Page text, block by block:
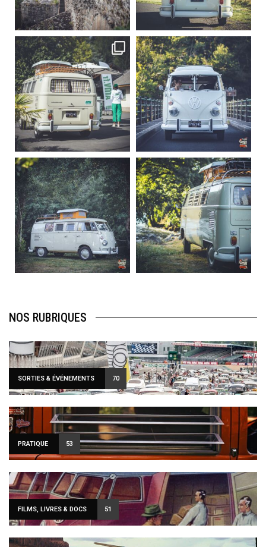
Sep 15
219
3
Sep 12
216
3
becombi
Sep 10
220
4
becombi
Août 10
177
0
becombi
Août 10
120
0
becombi
Août 10
108
0
NOS RUBRIQUES
SORTIES & ÉVÉNEMENTS 70
PRATIQUE 53
FILMS, LIVRES & DOCS 51